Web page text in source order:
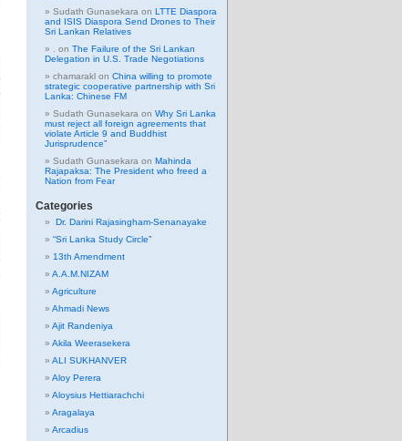
Sudath Gunasekara on LTTE Diaspora
and ISIS Diaspora Send Drones to Their
Sri Lankan Relatives
on The Failure of the Sri Lankan
Delegation in U.S. Trade Negotiations
chamarakl on China willing to promote
strategic cooperative partnership with Sri
Lanka: Chinese FM
Sudath Gunasekara on Why Sri Lanka
must reject all foreign agreements that
violate Article 9 and Buddhist
Jurisprudence”
Sudath Gunasekara on Mahinda
Rajapaksa: The President who freed a
Nation from Fear
Categories
Dr. Darini Rajasingham-Senanayake
“Sri Lanka Study Circle”
13th Amendment
A.A.M.NIZAM
Agriculture
Ahmadi News
Ajit Randeniya
Akila Weerasekera
ALI SUKHANVER
Aloy Perera
Aloysius Hettiarachchi
Aragalaya
Arcadius